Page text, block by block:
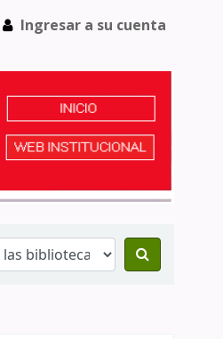
Ingresar a su cuenta